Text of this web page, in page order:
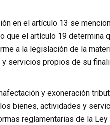
en el artículo 13 se
que el artículo 19 determina
a la legislación de la
servicios propios de su
y exoneración
bienes, actividades y
reglamentarias de la Ley